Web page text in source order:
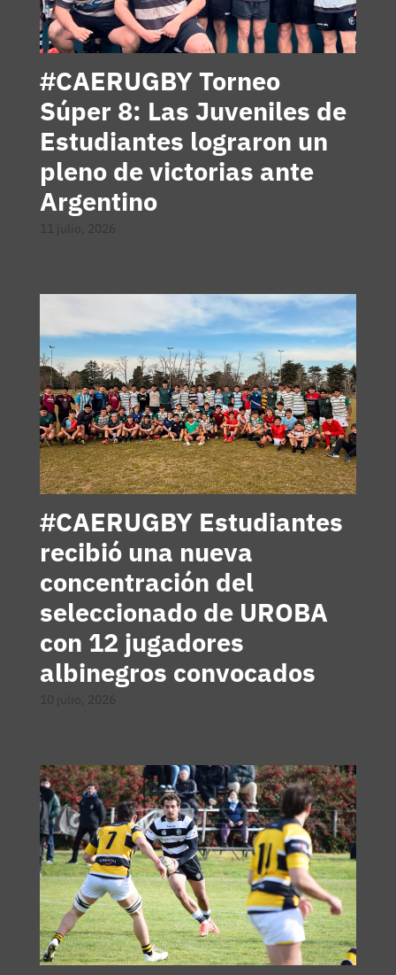
#CAERUGBY Torneo
Súper 8: Las Juveniles de
Estudiantes lograron un
pleno de victorias ante
Argentino
11 julio, 2026
#CAERUGBY Estudiantes
recibió una nueva
concentración del
seleccionado de UROBA
con 12 jugadores
albinegros convocados
10 julio, 2026